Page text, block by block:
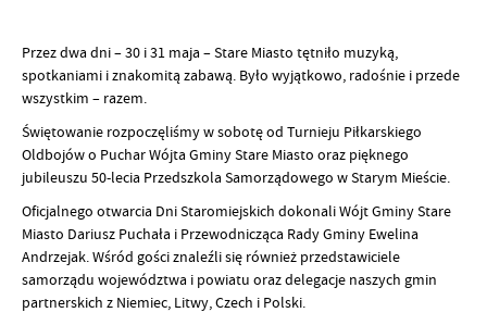
Przez dwa dni – 30 i 31 maja – Stare Miasto tętniło muzyką,
spotkaniami i znakomitą zabawą. Było wyjątkowo, radośnie i przede
wszystkim – razem.
Świętowanie rozpoczęliśmy w sobotę od Turnieju Piłkarskiego
Oldbojów o Puchar Wójta Gminy Stare Miasto oraz pięknego
jubileuszu 50-lecia Przedszkola Samorządowego w Starym Mieście.
Oficjalnego otwarcia Dni Staromiejskich dokonali Wójt Gminy Stare
Miasto Dariusz Puchała i Przewodnicząca Rady Gminy Ewelina
Andrzejak. Wśród gości znaleźli się również przedstawiciele
samorządu województwa i powiatu oraz delegacje naszych gmin
partnerskich z Niemiec, Litwy, Czech i Polski.